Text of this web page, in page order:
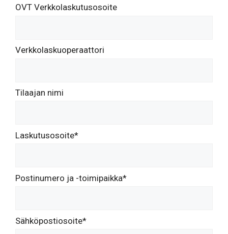
OVT Verkkolaskutusosoite
Verkkolaskuoperaattori
Tilaajan nimi
Laskutusosoite*
Postinumero ja -toimipaikka*
Sähköpostiosoite*